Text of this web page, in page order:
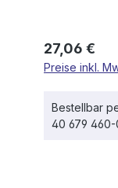
Regulärer
27,06 €
Preise inkl.
Bestellbar
40 679 460-